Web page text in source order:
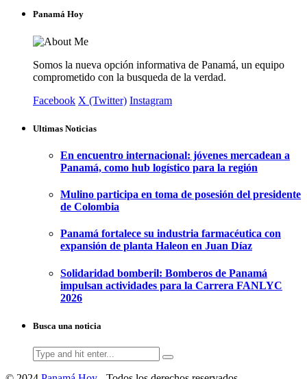
Panamá Hoy
Somos la nueva opción informativa de Panamá, un equipo
comprometido con la busqueda de la verdad.
Facebook X (Twitter) Instagram
Ultimas Noticias
En encuentro internacional: jóvenes mercadean a
Panamá, como hub logístico para la región
Mulino participa en toma de posesión del presidente
de Colombia
Panamá fortalece su industria farmacéutica con
expansión de planta Haleon en Juan Díaz
Solidaridad bomberil: Bomberos de Panamá
impulsan actividades para la Carrera FANLYC
2026
Busca una noticia
Search
for: